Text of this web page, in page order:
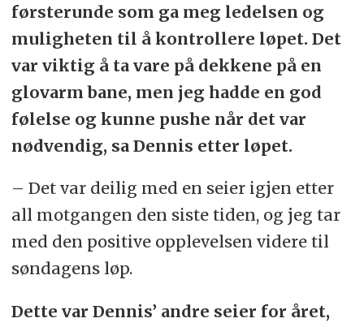
førsterunde som ga meg ledelsen og
muligheten til å kontrollere løpet. Det
var viktig å ta vare på dekkene på en
glovarm bane, men jeg hadde en god
følelse og kunne pushe når det var
nødvendig, sa Dennis etter løpet.
– Det var deilig med en seier igjen etter
all motgangen den siste tiden, og jeg tar
med den positive opplevelsen videre til
søndagens løp.
Dette var Dennis’ andre seier for året,